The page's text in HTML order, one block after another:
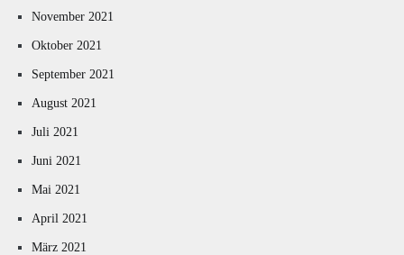
November 2021
Oktober 2021
September 2021
August 2021
Juli 2021
Juni 2021
Mai 2021
April 2021
März 2021